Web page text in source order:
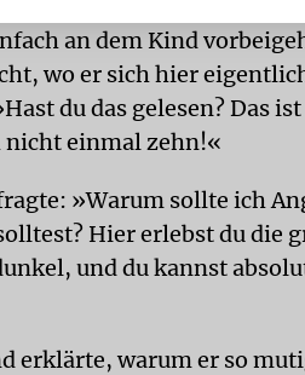
an dem Kind
wo er sich hier
du das gelesen? Das
nicht einmal zehn!«
»Warum sollte ich
Hier erlebst du die
und du kannst
erklärte, warum er so